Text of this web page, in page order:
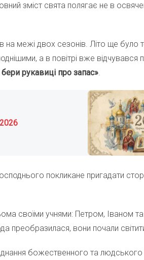
зміст свята полягає не в
на межі двох сезонів. Літо ще було
а в повітрі вже відчувався
рукавиці про запас».
покликане пригадати
своїми учнями: Петром, Іваном
преобразилася, вони почали
божественного та людського